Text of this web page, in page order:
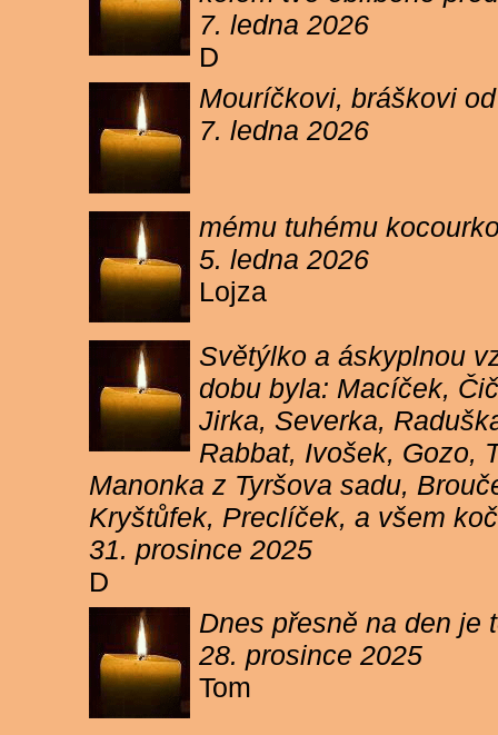
7. ledna 2026
D
Mouríčkovi, bráškovi
7. ledna 2026
mému tuhému
5. ledna 2026
Lojza
Světýlko a áskyplnou
dobu byla: Macíček,
Jirka, Severka,
Rabbat, Ivošek, Gozo,
Manonka z Tyršova sadu,
Kryštůfek, Preclíček, a všem
31. prosince 2025
D
Dnes přesně na den je
28. prosince 2025
Tom